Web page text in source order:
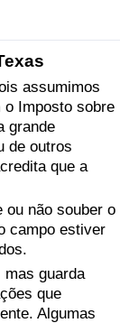
assumimos
Imposto sobre
grande
de outros
que a
ou não souber o
campo estiver
mas guarda
que
Algumas